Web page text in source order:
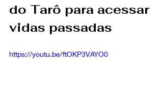
do Tarô para acessar
vidas passadas
https://youtu.be/ftOKP3VAYO0